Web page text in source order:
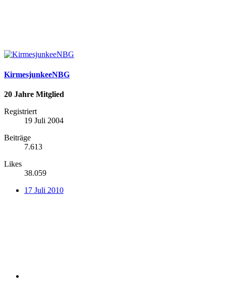
KirmesjunkeeNBG
20 Jahre Mitglied
Registriert
19 Juli 2004
Beiträge
7.613
Likes
38.059
17 Juli 2010